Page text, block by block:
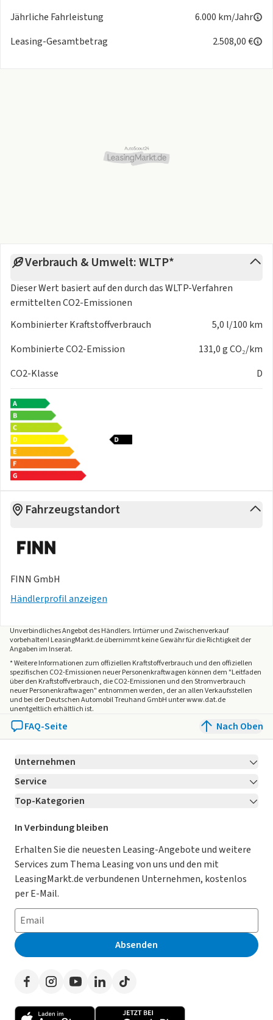
Jährliche Fahrleistung
6.000 km/Jahr
Leasing-Gesamtbetrag
2.508,00 €
Verbrauch & Umwelt: WLTP*
Dieser Wert basiert auf den durch dasWLTP-Verfahren
ermittelten CO2-Emissionen
Kombinierter Kraftstoffverbrauch
5,0 l/100 km
Kombinierte CO2-Emission
131,0 g CO₂/km
CO2-Klasse
D
Fahrzeugstandort
FINN GmbH
Händlerprofil anzeigen
Unverbindliches Angebot desHändlers. Irrtümer und Zwischenverkauf
vorbehalten! LeasingMarkt.de übernimmt keine Gewähr für die Richtigkeit der
Angaben im Inserat.
* Weitere Informationen zum offiziellen Kraftstoffverbrauch und den offiziellen
spezifischen CO2-Emissionen neuer Personenkraftwagen können dem "Leitfaden
über den Kraftstoffverbrauch, die CO2-Emissionen und den Stromverbrauch
neuer Personenkraftwagen" entnommen werden, der an allen Verkaufsstellen
und bei der Deutschen Automobil Treuhand GmbH unter www.dat.de
unentgeltlich erhältlich ist.
FAQ-Seite Nach Oben
Unternehmen
Über LeasingMarkt.de
Karriere Jetzt bewerben!
Für Händler
Kooperation mit AutoScout24
AGB
Datenschutz
Impressum
Erklärung zur Barrierefreiheit
Presse
Service
Kontakt
Ratgeber
Magazin
Datenschutz-Einstellungen
So funktioniert’s
Häufig gestellte Fragen
Leasing-Lexikon
Auto-Tests
Werben auf LeasingMarkt.de
Top-Kategorien
Leasing Deals
Gebrauchtwagen Leasing
Leasing ohne Anzahlung
E-Auto Leasing
Privatleasing
Leasing-Vergleiche
Herstellerverzeichnis
Händlerverzeichnis
In Verbindung bleiben
Erhalten Sie die neuesten Leasing-Angebote und weitere
Services zum Thema Leasing von uns und den mit
LeasingMarkt.de verbundenen Unternehmen, kostenlos
per E-Mail.
Absenden